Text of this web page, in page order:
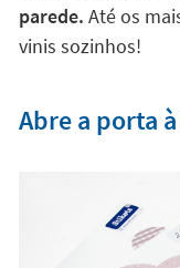
parede. Até os
vinis sozinhos!
Abre a porta